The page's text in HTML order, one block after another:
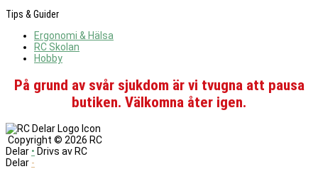
Tips & Guider
Ergonomi & Hälsa
RC Skolan
Hobby
På grund av svår sjukdom är vi tvugna att pausa
butiken. Välkomna åter igen.
Copyright © 2026 RC
Delar • Drivs av RC
Delar -